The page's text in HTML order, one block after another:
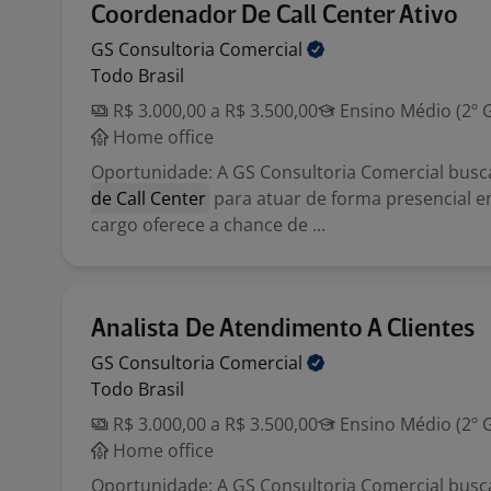
Coordenador De Call Center Ativo
GS Consultoria Comercial
Todo Brasil
R$ 3.000,00 a R$ 3.500,00
Ensino Médio (2º
Home office
Oportunidade: A GS Consultoria Comercial
de Call Center para atuar de forma presencial
cargo oferece a chance de ...
Analista De Atendimento A Clientes
GS Consultoria Comercial
Todo Brasil
R$ 3.000,00 a R$ 3.500,00
Ensino Médio (2º
Home office
Oportunidade: A GS Consultoria Comercial